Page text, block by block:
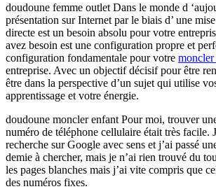
doudoune femme outlet Dans le monde d
présentation sur Internet par le biais d’ une
directe est un besoin absolu pour votre
avez besoin est une configuration propre et
configuration fondamentale pour votre
entreprise. Avec un objectif décisif pour être
être dans la perspective d’un sujet qui utilise
apprentissage et votre énergie.
doudoune moncler enfant Pour moi, trouver
numéro de téléphone cellulaire était très facile.
recherche sur Google avec sens et j’ai passé
demie à chercher, mais je n’ai rien trouvé du
les pages blanches mais j’ai vite compris que
des numéros fixes.